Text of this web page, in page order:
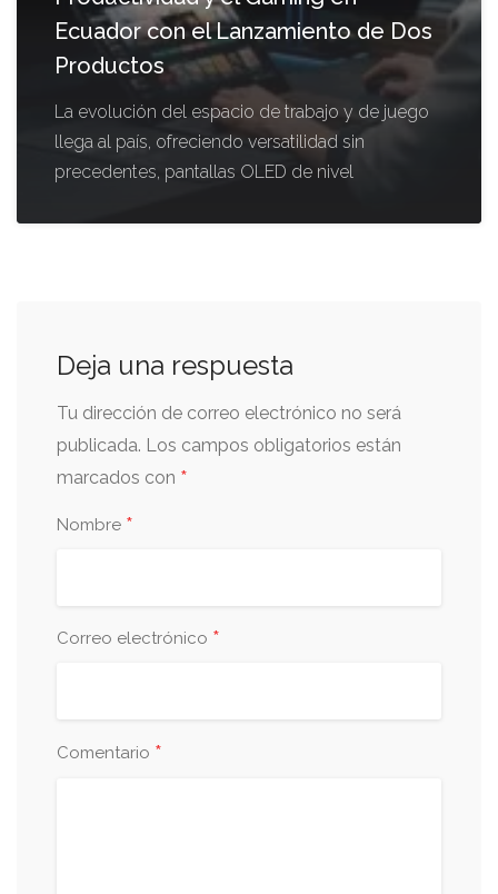
Ecuador con el Lanzamiento de Dos
Productos
La evolución del espacio de trabajo y de juego
llega al país, ofreciendo versatilidad sin
precedentes, pantallas OLED de nivel
Deja una respuesta
Tu dirección de correo electrónico no será
publicada. Los campos obligatorios están
marcados con *
Nombre *
Correo electrónico *
Comentario *